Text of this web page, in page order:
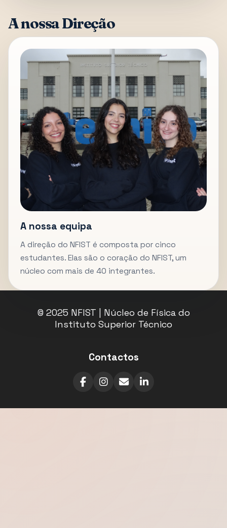
A nossa Direção
A nossa equipa
A direção do NFIST é composta por cinco
estudantes. Elas são o coração do NFIST, um
núcleo com mais de 40 integrantes.
© 2025 NFIST | Núcleo de Física do
Instituto Superior Técnico
Contactos